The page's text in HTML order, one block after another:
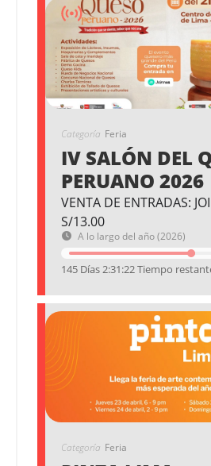
Categoría Feria
IV SALÓN DEL
PERUANO 2026
VENTA DE ENTRADAS:
S/13.00
A lo largo del año (2026)
145 Días 2:31:22 Tiempo
Categoría Feria